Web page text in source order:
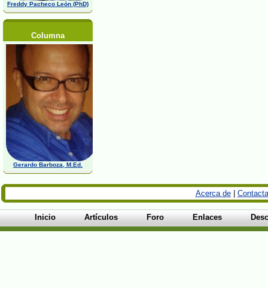
Freddy Pacheco León (PhD)
Columna
Gerardo Barboza, M.Ed.
Acerca de|
Inicio Artículos Foro Enlaces